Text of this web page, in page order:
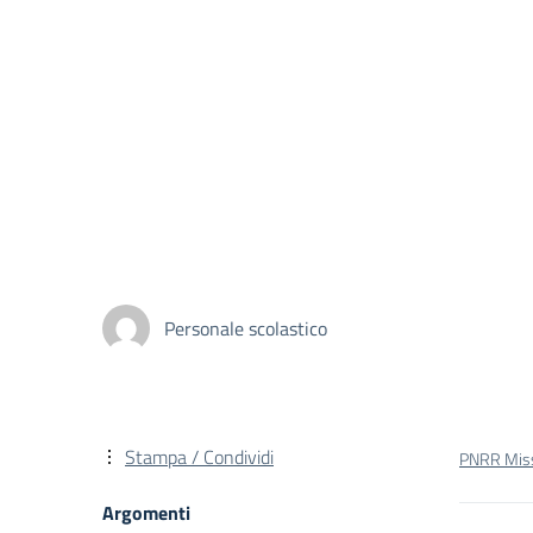
Personale scolastico
PNRR
Stampa / Condividi
Argomenti